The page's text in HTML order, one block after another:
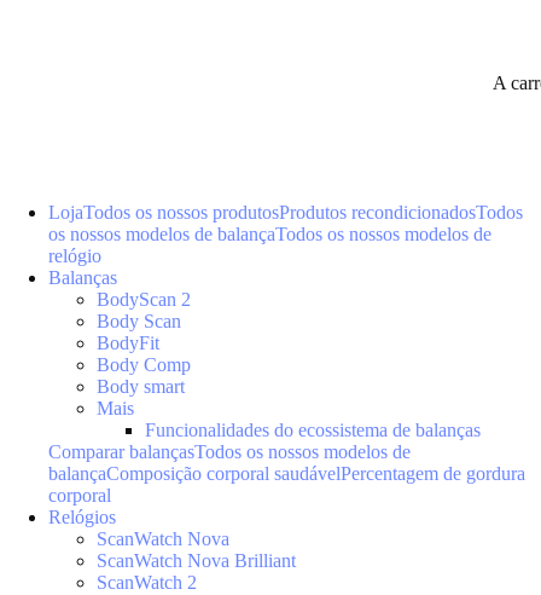
A
LojaTodos os nossos produtosProdutos recondicionadosTodos
os nossos modelos de balançaTodos os nossos modelos de
relógio
Balanças
BodyScan 2
Body Scan
BodyFit
Body Comp
Body smart
Mais
Funcionalidades do ecossistema de balanças
Comparar balançasTodos os nossos modelos de
balançaComposição corporal saudávelPercentagem de gordura
corporal
Relógios
ScanWatch Nova
ScanWatch Nova Brilliant
ScanWatch 2